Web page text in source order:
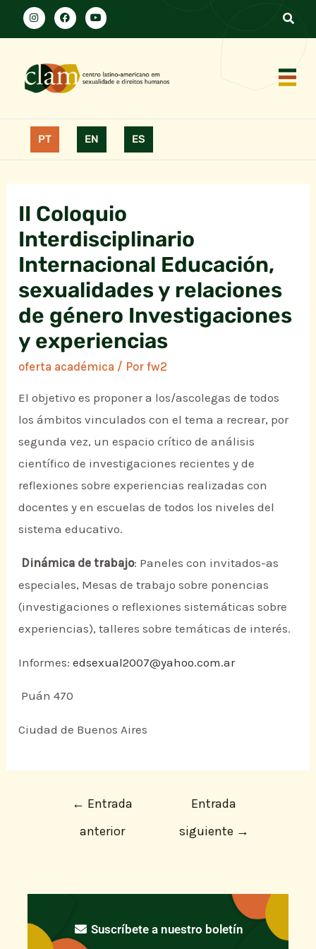
PT EN ES
II Coloquio
Interdisciplinario
Internacional Educación,
sexualidades y relaciones
de género Investigaciones
y experiencias
oferta académica / Porfw2
El objetivo es proponer a los/ascolegas de todos
los ámbitos vinculados con el tema a recrear, por
segunda vez, un espacio crítico de análisis
científico de investigaciones recientes y de
reflexiones sobre experiencias realizadas con
docentes y en escuelas de todos los niveles del
sistema educativo.
Dinámica de trabajo: Paneles con invitados-as
especiales, Mesas de trabajo sobre ponencias
(investigaciones o reflexiones sistemáticas sobre
experiencias), talleres sobre temáticas de interés.
Informes:edsexual2007@yahoo.com.ar
Puán 470
Ciudad de Buenos Aires
← Entrada
anterior
Entrada
siguiente →
Suscríbete a nuestro boletín